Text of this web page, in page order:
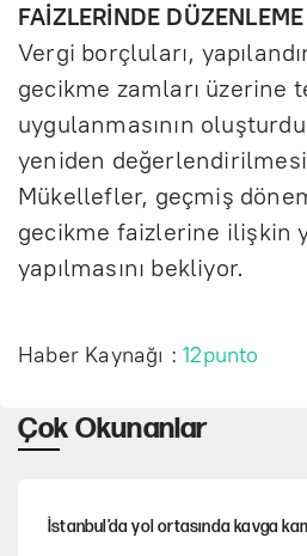
FAİZLERİNDE DÜZENLEME
Vergi borçluları,
gecikme zamları üzerine
uygulanmasının
yeniden
Mükellefler, geçmiş
gecikme faizlerine ilişkin
yapılmasını bekliyor.
Haber Kaynağı :12punto
Çok Okunanlar
İstanbul’da yol ortasında kavga